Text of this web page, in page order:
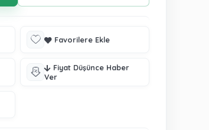
Favorilere Ekle
Fiyat Düşünce Haber
Ver